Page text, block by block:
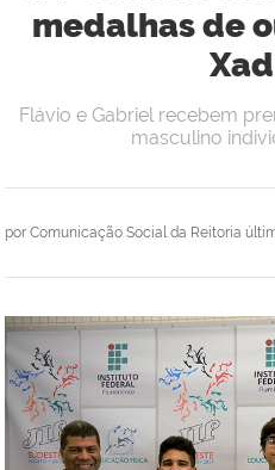
medalhas de
por Comunicação Social da Reitoria
Flávio e Gabriel recebem
masculino